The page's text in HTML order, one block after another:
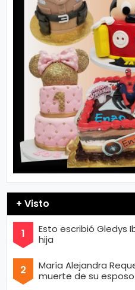
+ Visto
Esto escribió Gledys
hija
María Alejandra
muerte de su esposo